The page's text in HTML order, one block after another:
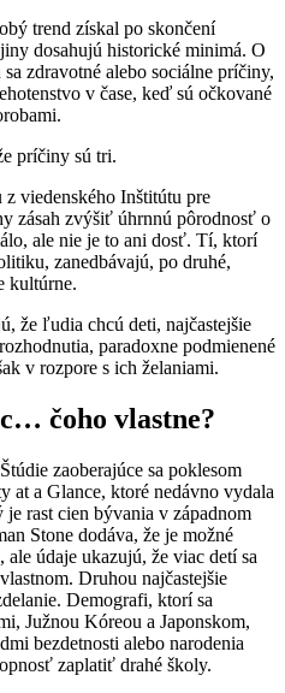
trend získal po skončení
dosahujú historické minimá. O
zdravotné alebo sociálne príčiny,
v čase, keď sú očkované
príčiny sú tri.
viedenského Inštitútu pre
zásah zvýšiť úhrnnú pôrodnosť o
ale nie je to ani dosť. Tí, ktorí
zanedbávajú, po druhé,
kultúrne.
že ľudia chcú deti, najčastejšie
paradoxne podmienené
v rozpore s ich želaniami.
čoho vlastne?
zaoberajúce sa poklesom
at a Glance, ktoré nedávno vydala
rast cien bývania v západnom
Stone dodáva, že je možné
údaje ukazujú, že viac detí sa
Druhou najčastejšie
Demografi, ktorí sa
Južnou Kóreou a Japonskom,
bezdetnosti alebo narodenia
zaplatiť drahé školy.